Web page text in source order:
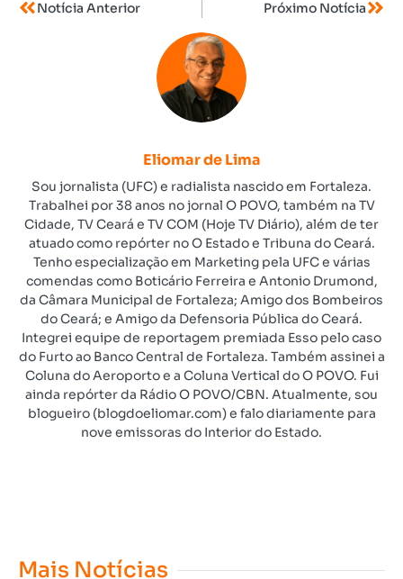
Notícia Anterior Próximo Notícia
Eliomar de Lima
Sou jornalista (UFC) e radialista nascido em Fortaleza.
Trabalhei por 38 anos no jornal O POVO, também na TV
Cidade, TV Ceará e TV COM (Hoje TV Diário), além de ter
atuado como repórter no O Estado e Tribuna do Ceará.
Tenho especialização em Marketing pela UFC e várias
comendas como Boticário Ferreira e Antonio Drumond,
da Câmara Municipal de Fortaleza; Amigo dos Bombeiros
do Ceará; e Amigo da Defensoria Pública do Ceará.
Integrei equipe de reportagem premiada Esso pelo caso
do Furto ao Banco Central de Fortaleza. Também assinei a
Coluna do Aeroporto e a Coluna Vertical do O POVO. Fui
ainda repórter da Rádio O POVO/CBN. Atualmente, sou
blogueiro (blogdoeliomar.com) e falo diariamente para
nove emissoras do Interior do Estado.
Mais Notícias